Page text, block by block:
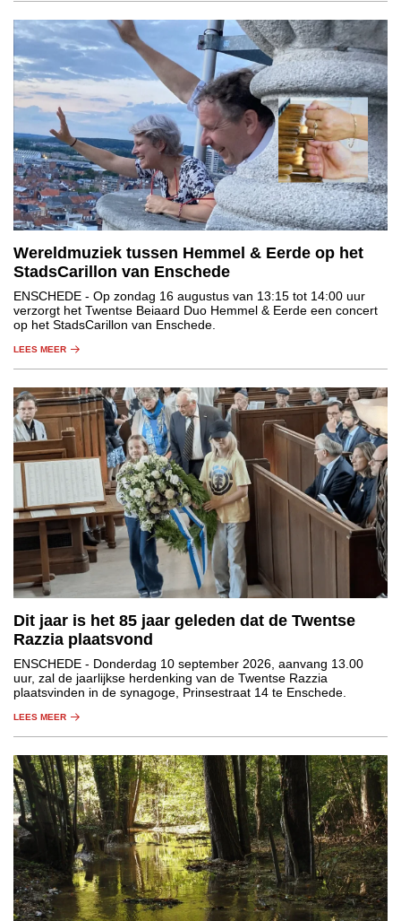
Wereldmuziek tussen Hemmel & Eerde op het
StadsCarillon van Enschede
ENSCHEDE - Op zondag 16 augustus van 13:15 tot 14:00 uur
verzorgt het Twentse Beiaard Duo Hemmel & Eerde een concert
op het StadsCarillon van Enschede.
LEES MEER
Dit jaar is het 85 jaar geleden dat de Twentse
Razzia plaatsvond
ENSCHEDE - Donderdag 10 september 2026, aanvang 13.00
uur, zal de jaarlijkse herdenking van de Twentse Razzia
plaatsvinden in de synagoge, Prinsestraat 14 te Enschede.
LEES MEER